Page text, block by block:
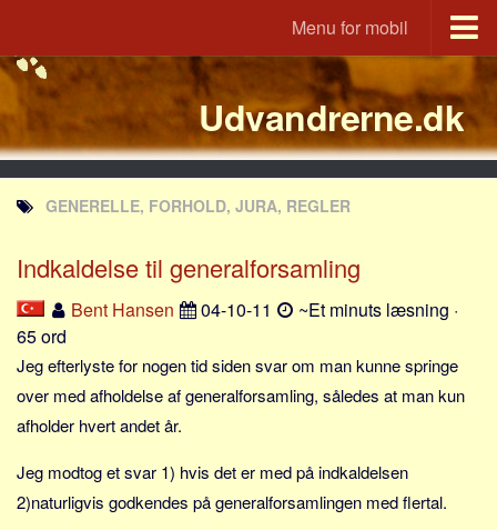
Menu for mobil
Portal
Udvandrerne.dk
Utvandrerne.no
Utvandrarna.se
Tyskland.dk
England.dk
JLKM.dk
Lande
Tyrkiet
Spanien
Frankrig
Sverige
Udvandrerne.dk
GENERELLE, FORHOLD, JURA, REGLER
Indkaldelse til generalforsamling
Bent Hansen 04-10-11
~Et minuts læsning ·
65 ord
Jeg efterlyste for nogen tid siden svar om man kunne springe
over med afholdelse af generalforsamling, således at man kun
afholder hvert andet år.
Jeg modtog et svar 1) hvis det er med på indkaldelsen
2)naturligvis godkendes på generalforsamlingen med flertal.